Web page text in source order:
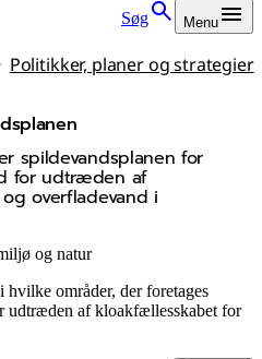
Søg Menu
Politikker, planer og strategier
spildevandsplanen for
for udtræden af
overfladevand i
og natur
områder, der foretages
udtræden af kloakfællesskabet for